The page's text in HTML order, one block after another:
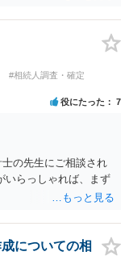
#相続人調査・確定
役にたった 7
の先生にご相談され
いらっしゃれば、まず
についての相